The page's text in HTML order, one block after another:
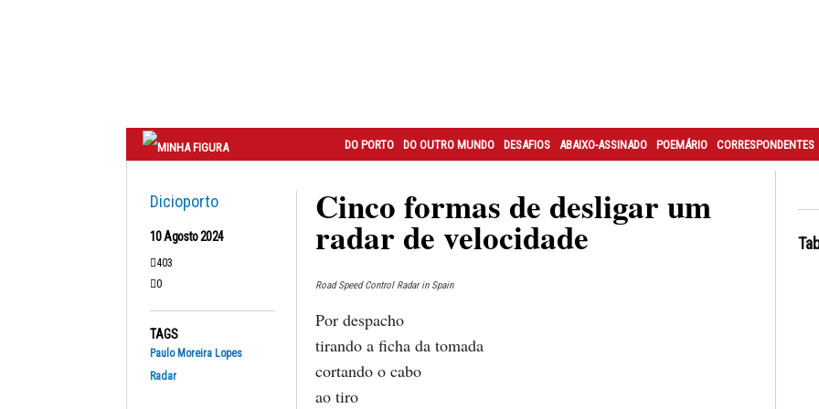
DO PORTO DO OUTRO MUNDO DESAFIOS ABAIXO-ASSINADO POEMÁRIO CORRESPONDENTES
Dicioporto
10 Agosto 2024
403
0
TAGS
Paulo Moreira Lopes
Radar
Cinco formas de desligar um
radar de velocidade
Road Speed Control Radar in Spain
Por despacho
tirando a ficha da tomada
cortando o cabo
ao tiro